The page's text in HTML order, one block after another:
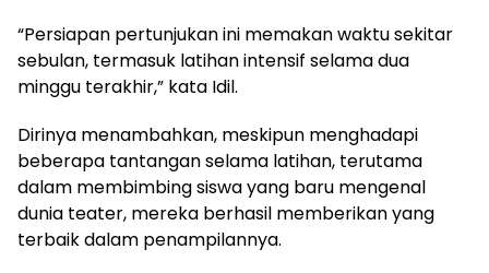
“Persiapan pertunjukan ini memakan waktu sekitar
sebulan, termasuk latihan intensif selama dua
minggu terakhir,” kata Idil.
Dirinya menambahkan, meskipun menghadapi
beberapa tantangan selama latihan, terutama
dalam membimbing siswa yang baru mengenal
dunia teater, mereka berhasil memberikan yang
terbaik dalam penampilannya.